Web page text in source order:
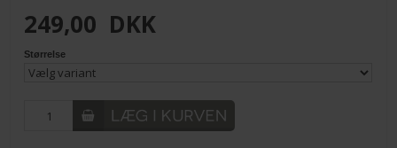
249,00 DKK
Størrelse